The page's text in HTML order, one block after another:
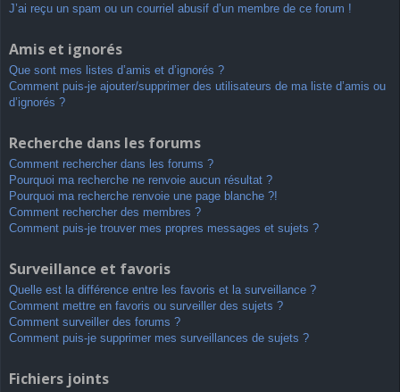
J’ai reçu un spam ou un courriel abusif d’un membre de ce forum !
Amis et ignorés
Que sont mes listes d’amis et d’ignorés ?
Comment puis-je ajouter/supprimer des utilisateurs de ma liste d’amis ou
d’ignorés ?
Recherche dans les forums
Comment rechercher dans les forums ?
Pourquoi ma recherche ne renvoie aucun résultat ?
Pourquoi ma recherche renvoie une page blanche ?!
Comment rechercher des membres ?
Comment puis-je trouver mes propres messages et sujets ?
Surveillance et favoris
Quelle est la différence entre les favoris et la surveillance ?
Comment mettre en favoris ou surveiller des sujets ?
Comment surveiller des forums ?
Comment puis-je supprimer mes surveillances de sujets ?
Fichiers joints